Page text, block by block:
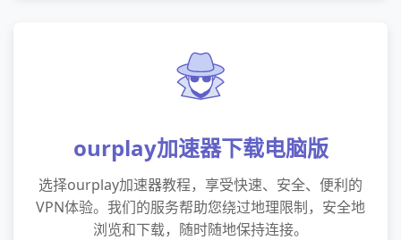
ourplay加速器下载电脑版
选择ourplay加速器教程，享受快速、安全、便利的
VPN体验。我们的服务帮助您绕过地理限制，安全地
浏览和下载，随时随地保持连接。